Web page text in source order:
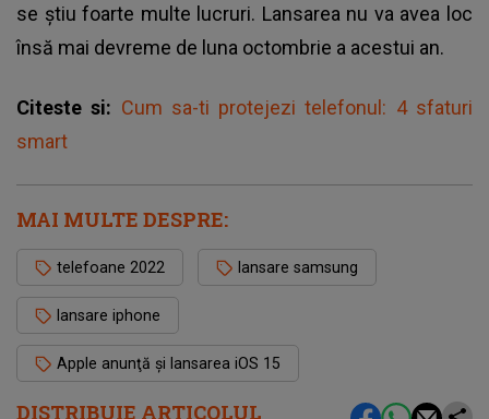
DISTRIBUIE ARTICOLUL
se ştiu foarte multe lucruri. Lansarea nu va avea loc
însă mai devreme de luna octombrie a acestui an.
Citeste si: Cum sa-ti protejezi telefonul: 4 sfaturi
smart
MAI MULTE DESPRE:
telefoane 2022 lansare samsung
lansare iphone
Apple anunţă şi lansarea iOS 15